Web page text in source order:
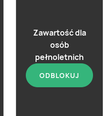
Zawartość dla
osób
pełnoletnich
ODBLOKUJ